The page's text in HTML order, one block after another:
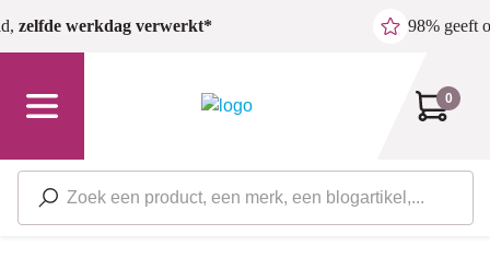
Ga naar de hoofdinhoud
zelfde werkdag verwerkt* 98% geeft
0